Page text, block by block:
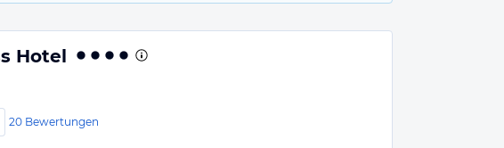
Hotel
20 Bewertungen